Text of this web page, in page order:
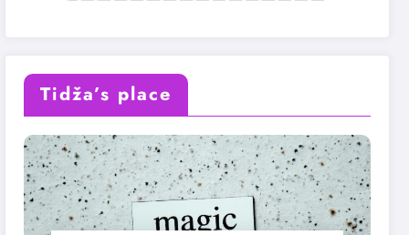
Tidža’s place